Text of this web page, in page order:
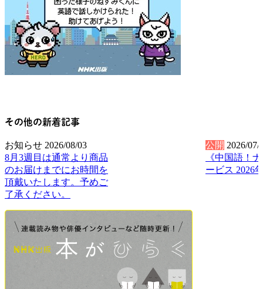
その他の新着記事
お知らせ 2026/08/03
8月3週目は通常より商品
のお届けまでにお時間を
頂戴いたします。予めご
了承ください。
公開 2026/07/
《中国語！
ービス 2026